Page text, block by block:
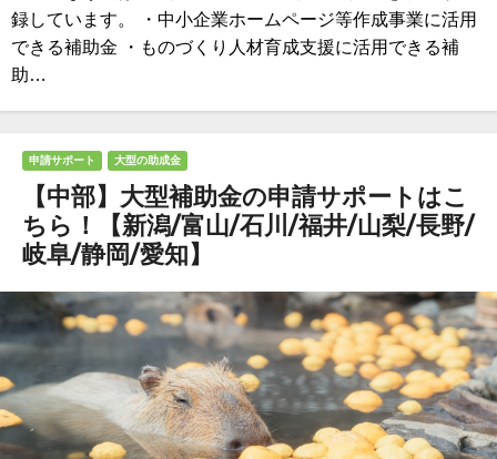
録しています。 ・中小企業ホームページ等作成事業に活用
できる補助金 ・ものづくり人材育成支援に活用できる補
助…
申請サポート 大型の助成金
【中部】大型補助金の申請サポートはこ
ちら！【新潟/富山/石川/福井/山梨/長野/
岐阜/静岡/愛知】